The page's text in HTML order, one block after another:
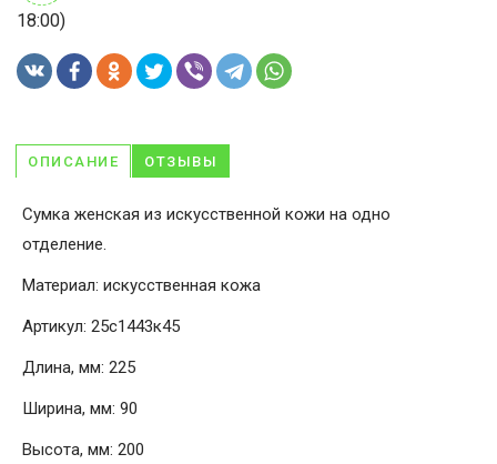
18:00)
ОПИСАНИЕ ОТЗЫВЫ
Сумка женская из искусственной кожи на одно
отделение.
Материал: искусственная кожа
Артикул: 25с1443к45
Длина, мм: 225
Ширина, мм: 90
Высота, мм: 200